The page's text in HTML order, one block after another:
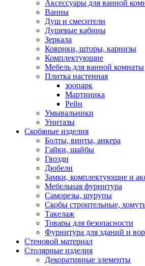
Аксессуары для ванной
Ванны
Душ и смесители
Душевые кабины
Зеркала
Коврики, шторы, карнизы
Комплектующие
Мебель для ванной комнаты
Плитка настенная
зоопарк
Мартиника
Рейн
Умывальники
Унитазы
Скобяные изделия
Болты, винты, анкера
Гайки, шайбы
Гвозди
Дюбели
Замки, комплектующие и
Мебельная фурнитура
Саморезы, шурупы
Скобы строительные,
Такелаж
Товары для безопасности
Фурнитура для зданий и
Стеновой материал
Столярные изделия
Декоративные элементы